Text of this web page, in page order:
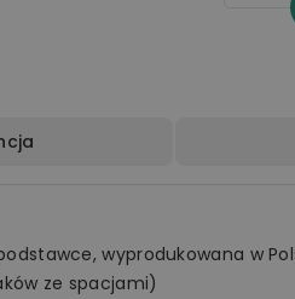
wyprodukowana w
ze spacjami)